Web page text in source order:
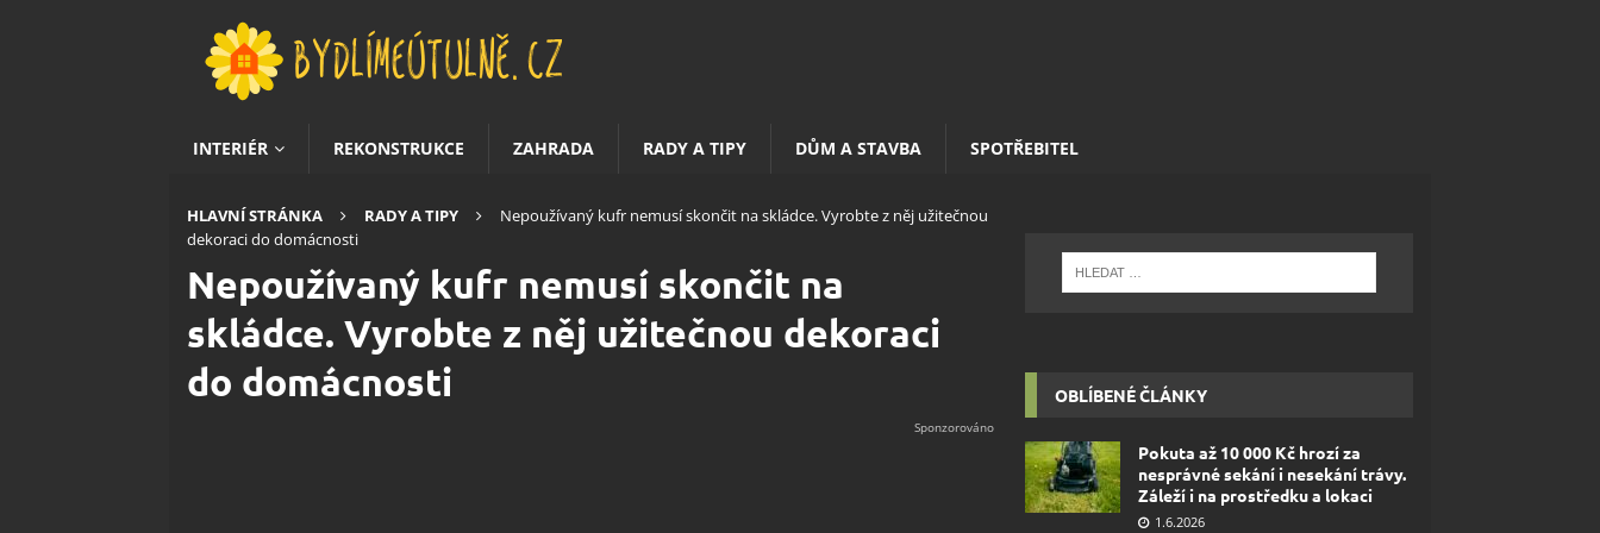
INTERIÉR REKONSTRUKCE ZAHRADA RADY A TIPY DŮM A STAVBA SPOTŘEBITEL
HLAVNÍ STRÁNKA RADY A TIPY
Nepoužívaný kufr nemusí skončit na skládce. Vyrobte z něj užitečnou
dekoraci do domácnosti
Nepoužívaný kufr nemusí skončit na
skládce. Vyrobte z něj užitečnou dekoraci
do domácnosti
OBLÍBENÉ ČLÁNKY
Pokuta až 10 000 Kč hrozí za
nesprávné sekání i nesekání trávy.
Záleží i na prostředku a lokaci
1.6.2026